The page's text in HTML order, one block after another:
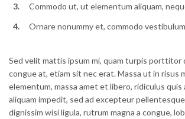
Commodo ut, ut elementum aliquam,
Ornare nonummy et, commodo
Sed velit mattis ipsum mi, quam turpis porttitor
congue at, etiam sit nec erat. Massa ut in risus
elementum, massa amet et libero, ridiculus quis
aliquam impedit, sed ad excepteur
dignissim wisi ligula, rutrum magna a congue,